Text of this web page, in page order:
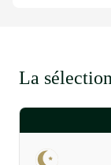
La